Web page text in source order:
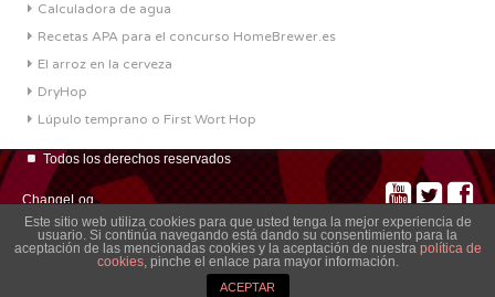
Calculadora de agua
Recetas APA para el concurso HomeBrewer.es
El arroz en la cerveza
DryHop
Lúpulo temprano o First Wort Hop
Todos los derechos reservados
ChangeLog
Este sitio web utiliza cookies para que usted tenga la mejor experiencia de
usuario. Si continúa navegando está dando su consentimiento para la
aceptación de las mencionadas cookies y la aceptación de nuestra política de
cookies, pinche el enlace para mayor información.
ACEPTAR